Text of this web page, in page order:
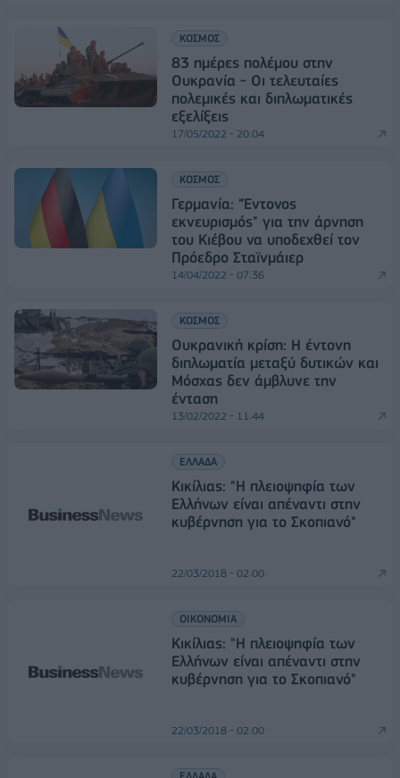
ΚΟΣΜΟΣ
83 ημέρες πολέμου στην
Ουκρανία - Οι τελευταίες
πολεμικές και διπλωματικές
εξελίξεις
17/05/2022 - 20:04
ΚΟΣΜΟΣ
Γερμανία: "Έντονος
εκνευρισμός" για την άρνηση
του Κιέβου να υποδεχθεί τον
Πρόεδρο Σταϊνμάιερ
14/04/2022 - 07:36
ΚΟΣΜΟΣ
Ουκρανική κρίση: Η έντονη
διπλωματία μεταξύ δυτικών και
Μόσχας δεν άμβλυνε την
ένταση
13/02/2022 - 11:44
ΕΛΛΑΔΑ
Κικίλιας: "Η πλειοψηφία των
Ελλήνων είναι απέναντι στην
κυβέρνηση για το Σκοπιανό"
22/03/2018 - 02:00
ΟΙΚΟΝΟΜΙΑ
Κικίλιας: "Η πλειοψηφία των
Ελλήνων είναι απέναντι στην
κυβέρνηση για το Σκοπιανό"
22/03/2018 - 02:00